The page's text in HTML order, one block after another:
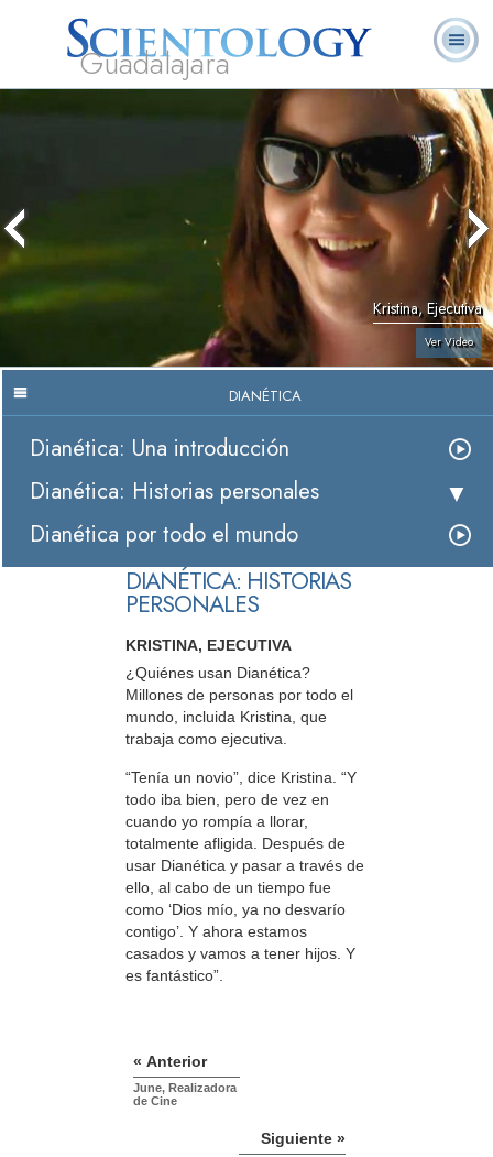
Guadalajara
Hubbard
Ministros
Preguntas
Libros
Kristina, Ejecutiva
Ver Video
DIANÉTICA
Dianética: Una introducción
Dianética: Historias personales
Dianética por todo el mundo
DIANÉTICA: HISTORIAS
PERSONALES
KRISTINA, EJECUTIVA
¿Quiénes usan Dianética?
Millones de personas por todo el
mundo, incluida Kristina, que
trabaja como ejecutiva.
“Tenía un novio”, dice Kristina. “Y
todo iba bien, pero de vez en
cuando yo rompía a llorar,
totalmente afligida. Después de
usar Dianética y pasar a través de
ello, al cabo de un tiempo fue
como ‘Dios mío, ya no desvarío
contigo’. Y ahora estamos
casados y vamos a tener hijos. Y
es fantástico”.
« Anterior
June, Realizadora
de Cine
Siguiente »